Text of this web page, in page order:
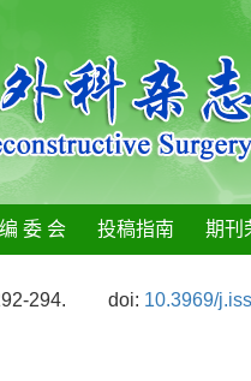
编 委 会 投稿指南 期刊
294. doi: 10.3969/